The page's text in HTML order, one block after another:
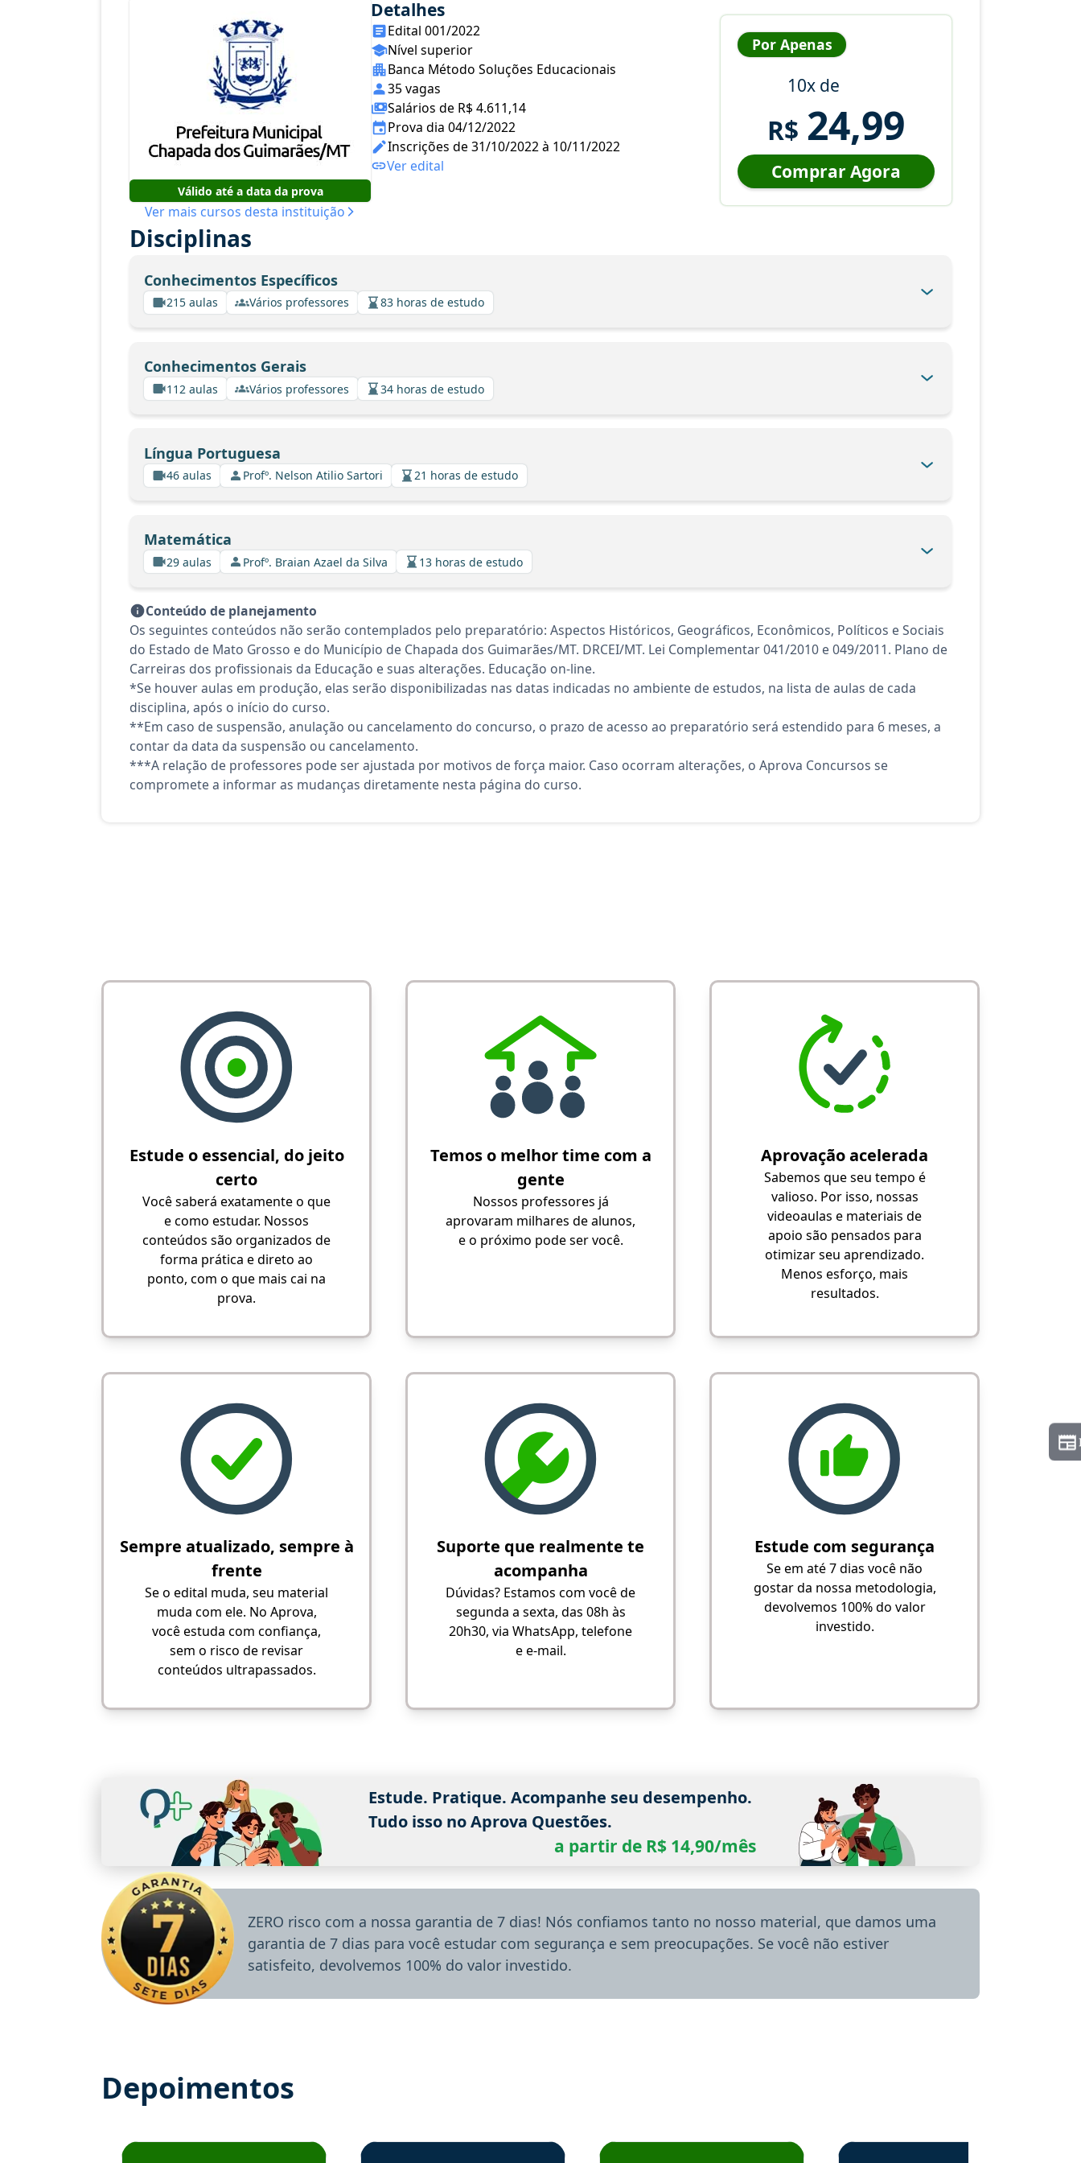
Válido até a data da prova
Ver mais cursos desta instituição
Detalhes
Edital 001/2022
Nível superior
Banca Método Soluções Educacionais
35 vagas
Salários de R$ 4.611,14
Prova dia 04/12/2022
Inscrições de 31/10/2022 à 10/11/2022
Ver edital
Por Apenas
10x de
R$ 24,99
Comprar Agora
Disciplinas
Conhecimentos Específicos
215 aulas Vários professores 83 horas de estudo
Conhecimentos Gerais
112 aulas Vários professores 34 horas de estudo
Língua Portuguesa
46 aulas Profº. Nelson Atilio Sartori 21 horas de estudo
Matemática
29 aulas Profº. Braian Azael da Silva 13 horas de estudo
Conteúdo de planejamento
Os seguintes conteúdos não serão contemplados pelo preparatório: Aspectos Históricos, Geográficos, Econômicos, Políticos e Sociais
do Estado de Mato Grosso e do Município de Chapada dos Guimarães/MT. DRCEI/MT. Lei Complementar 041/2010 e 049/2011. Plano de
Carreiras dos profissionais da Educação e suas alterações. Educação on-line.
*Se houver aulas em produção, elas serão disponibilizadas nas datas indicadas no ambiente de estudos, na lista de aulas de cada
disciplina, após o início do curso.
**Em caso de suspensão, anulação ou cancelamento do concurso, o prazo de acesso ao preparatório será estendido para 6 meses, a
contar da data da suspensão ou cancelamento.
***A relação de professores pode ser ajustada por motivos de força maior. Caso ocorram alterações, o Aprova Concursos se
compromete a informar as mudanças diretamente nesta página do curso.
Estude o essencial, do jeito
certo
Você saberá exatamente o que
e como estudar. Nossos
conteúdos são organizados de
forma prática e direto ao
ponto, com o que mais cai na
prova.
Temos o melhor time com a
gente
Nossos professores já
aprovaram milhares de alunos,
e o próximo pode ser você.
Aprovação acelerada
Sabemos que seu tempo é
valioso. Por isso, nossas
videoaulas e materiais de
apoio são pensados para
otimizar seu aprendizado.
Menos esforço, mais
resultados.
Sempre atualizado, sempre à
frente
Se o edital muda, seu material
muda com ele. No Aprova,
você estuda com confiança,
sem o risco de revisar
conteúdos ultrapassados.
Suporte que realmente te
acompanha
Dúvidas? Estamos com você de
segunda a sexta, das 08h às
20h30, via WhatsApp, telefone
e e-mail.
Estude com segurança
Se em até 7 dias você não
gostar da nossa metodologia,
devolvemos 100% do valor
investido.
Estude. Pratique. Acompanhe seu desempenho.
Tudo isso no Aprova Questões.
a partir de R$ 14,90/mês
ZERO risco com a nossa garantia de 7 dias! Nós confiamos tanto no nosso material, que damos uma
garantia de 7 dias para você estudar com segurança e sem preocupações. Se você não estiver
satisfeito, devolvemos 100% do valor investido.
Depoimentos
Estudante José recomenda o Aprova Concursos em depoimentoEstudante Sergio recomenda o Aprova Concursos em depoimentoEstudante Mário recomenda o Aprova Concursos em depoimentoEstudante Alessandra recomenda o Aprova